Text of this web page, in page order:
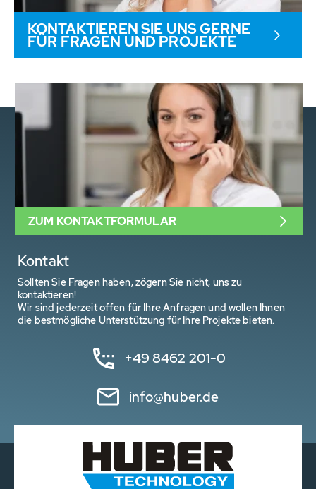
KONTAKTIEREN SIE UNS GERNE
FÜR FRAGEN UND PROJEKTE
Kontakt
Sollten Sie Fragen haben, zögern Sie nicht, uns zu
kontaktieren!
Wir sind jederzeit offen für Ihre Anfragen und wollen Ihnen
die bestmögliche Unterstützung für Ihre Projekte bieten.
+49 8462 201-0
info@huber.de
ZUM KONTAKTFORMULAR